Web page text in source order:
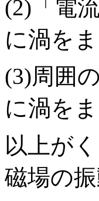
(2)「電
に渦を
(3)周囲
に渦を
以上が
磁場の